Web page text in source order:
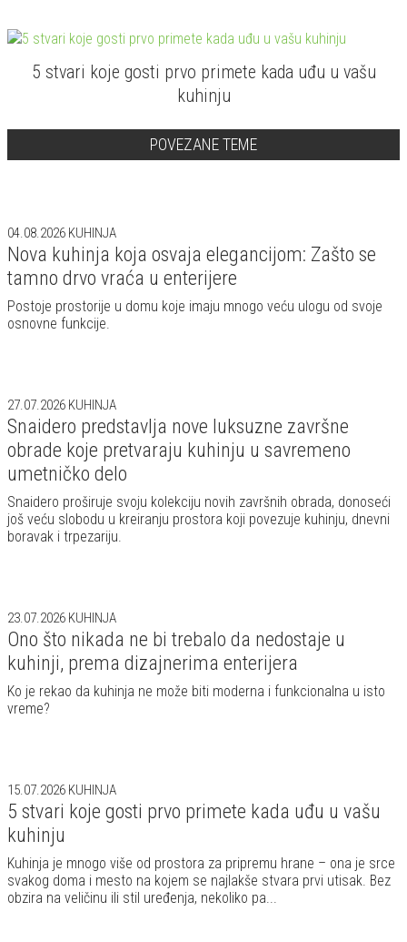
5 stvari koje gosti prvo primete kada uđu u vašu
kuhinju
POVEZANE TEME
04.08.2026 KUHINJA
Nova kuhinja koja osvaja elegancijom: Zašto se
tamno drvo vraća u enterijere
Postoje prostorije u domu koje imaju mnogo veću ulogu od svoje
osnovne funkcije.
27.07.2026 KUHINJA
Snaidero predstavlja nove luksuzne završne
obrade koje pretvaraju kuhinju u savremeno
umetničko delo
Snaidero proširuje svoju kolekciju novih završnih obrada, donoseći
još veću slobodu u kreiranju prostora koji povezuje kuhinju, dnevni
boravak i trpezariju.
23.07.2026 KUHINJA
Ono što nikada ne bi trebalo da nedostaje u
kuhinji, prema dizajnerima enterijera
Ko je rekao da kuhinja ne može biti moderna i funkcionalna u isto
vreme?
15.07.2026 KUHINJA
5 stvari koje gosti prvo primete kada uđu u vašu
kuhinju
Kuhinja je mnogo više od prostora za pripremu hrane – ona je srce
svakog doma i mesto na kojem se najlakše stvara prvi utisak. Bez
obzira na veličinu ili stil uređenja, nekoliko pa...